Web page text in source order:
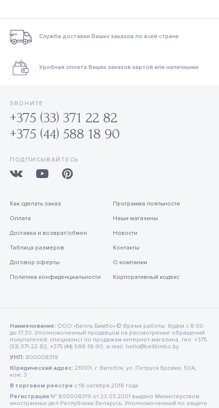
Служба доставки Ваших заказов по всей стране
Удобная оплата Ваших заказов картой или наличными
ЗВОНИТЕ
+375 (33) 371 22 82
+375 (44) 588 18 90
ПОДПИСЫВАЙТЕСЬ
Как сделать заказ
Оплата
Доставка и возврат/обмен
Таблица размеров
Договор оферты
Политика конфиденциальности
Программа лояльности
Наши магазины
Новости
Контакты
О компании
Корпоративный кодекс
Наименование: ООО «Белль Бимбо» © Время работы: будни с 8:00
до 17:30. Уполномоченный продавцом на рассмотрение обращений
покупателей: специалист по продажам интернет-магазина, тел: +375
(33) 371-22-82, +375 (44) 588-18-90, e-mail: hello@bellbimbo.by
УНП: 800008319
Юридический адрес: 210101, г. Витебск, ул. Петруся Бровки, 50А,
ком. 3
В торговом реестре c 18 октября 2018 года
Регистрация № 800008319 от 23.03.2001 выдано Министерством
иностранных дел Республики Беларусь. Уполномоченный по защите